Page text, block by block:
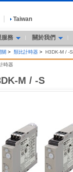
Taiwan
服務 關於我們
關 > 類比計時器 > H3DK-M / -S
M / -S
時器